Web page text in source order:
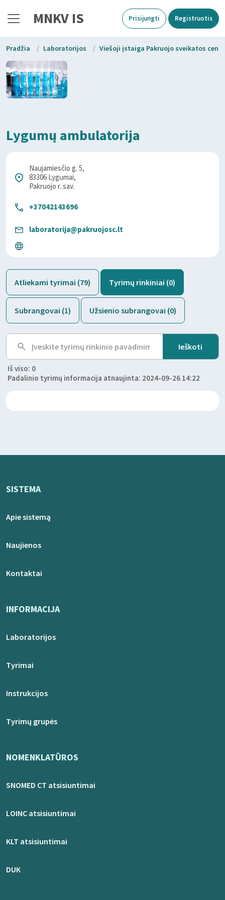
MNKV IS Prisijungti Registruotis
Pradžia / Laboratorijos / Viešoji įstaiga Pakruojo sveikatos
Lygumų ambulatorija
Naujamiesčio g. 5,
83306 Lygumai,
Pakruojo r. sav.
+37042143696
laboratorija@pakruojosc.lt
Atliekami tyrimai (79) Tyrimų rinkiniai (0)
Subrangovai (1) Užsienio subrangovai (0)
Iš viso: 0
Padalinio tyrimų informacija atnaujinta: 2024-09-26 14:22
SISTEMA
Apie sistemą
Naujienos
Kontaktai
INFORMACIJA
Laboratorijos
Tyrimai
Instrukcijos
Tyrimų grupės
NOMENKLATŪROS
SNOMED CT atsisiuntimai
LOINC atsisiuntimai
KLT atsisiuntimai
DUK